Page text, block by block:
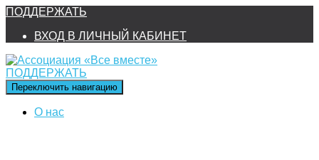
ПОДДЕРЖАТЬ
ВХОД В ЛИЧНЫЙ КАБИНЕТ
ПОДДЕРЖАТЬ
Переключить навигацию
О нас